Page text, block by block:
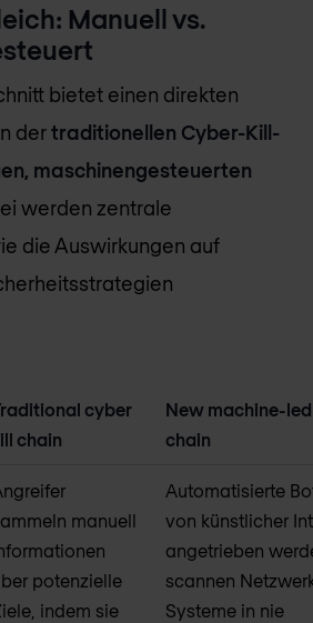
Manuell vs.
bietet einen direkten
dertraditionellen Cyber-Kill-
maschinengesteuerten
werden zentrale
die Auswirkungen auf
cyber
chain
New machine-
chain
manuell
potenzielle
indem sie
Automatisierte
von künstlicher
angetrieben
scannen
Systeme in nie